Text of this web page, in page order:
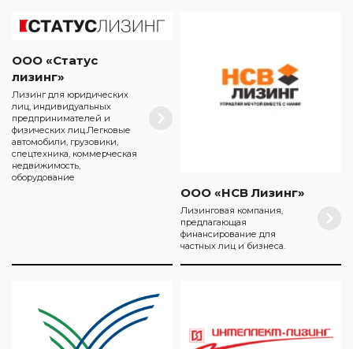
ООО «Статус
лизинг»
Лизинг для юридических
лиц, индивидуальных
предпринимателей и
физических лиц.Легковые
автомобили, грузовики,
спецтехника, коммерческая
недвижимость,
оборудование
ООО «НСВ Лизинг»
Лизинговая компания,
предлагающая
финансирование для
частных лиц и бизнеса.